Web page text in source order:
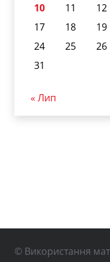
10
11 12
17
18 19
24
25 26
31
« Лип
© Використання